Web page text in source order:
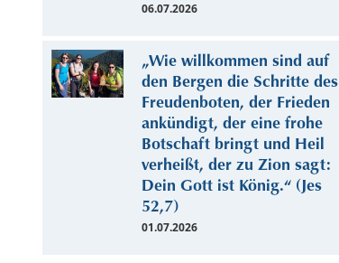
06.07.2026
„Wie willkommen sind auf
den Bergen die Schritte des
Freudenboten, der Frieden
ankündigt, der eine frohe
Botschaft bringt und Heil
verheißt, der zu Zion sagt:
Dein Gott ist König.“ (Jes
52,7)
01.07.2026